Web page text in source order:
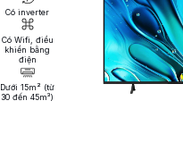
Có inverter
Có Wifi, điều
khiển bằng
điện
Dưới 15m² (từ
30 đến 45m³)